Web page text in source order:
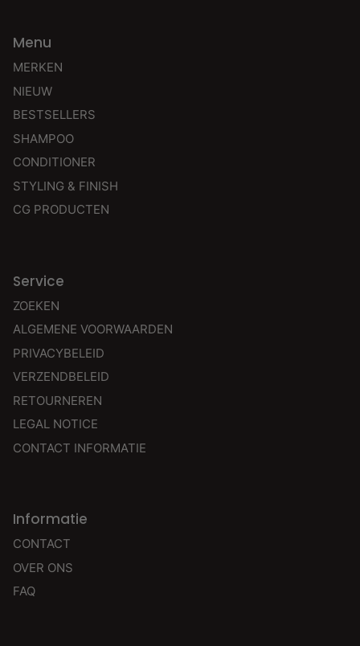
Menu
MERKEN
NIEUW
BESTSELLERS
SHAMPOO
CONDITIONER
STYLING & FINISH
CG PRODUCTEN
Service
ZOEKEN
ALGEMENE VOORWAARDEN
PRIVACYBELEID
VERZENDBELEID
RETOURNEREN
LEGAL NOTICE
CONTACT INFORMATIE
Informatie
CONTACT
OVER ONS
FAQ